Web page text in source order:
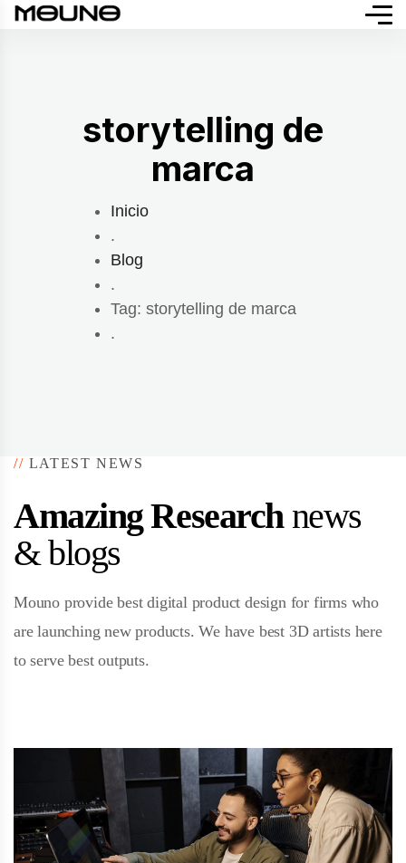
storytelling de
marca
Inicio
.
Blog
.
Tag: storytelling de marca
.
// LATEST NEWS
Amazing Researchnews
& blogs
Mouno provide best digital product design for firms who
are launching new products. We have best 3D artists here
to serve best outputs.